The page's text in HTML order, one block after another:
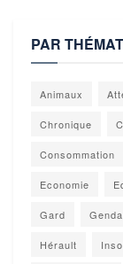
PAR
Animaux
Chronique
Consommation
Economie
Gard
Hérault